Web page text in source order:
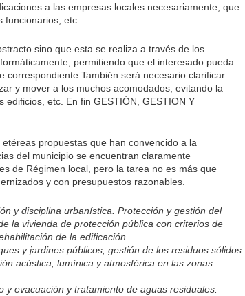
a las empresas locales necesariamente, que
etc.
sino que esta se realiza a través de los
permitiendo que el interesado pueda
correspondiente También será necesario clarificar
y mover a los muchos acomodados, evitando la
etc. En fin GESTIÓN, GESTION Y
propuestas que han convencido a la
del municipio se encuentran claramente
de Régimen local, pero la tarea no es más que
y con presupuestos razonables.
y disciplina urbanística. Protección y gestión del
la vivienda de protección pública con criterios de
de la edificación.
y jardines públicos, gestión de los residuos sólidos
acústica, lumínica y atmosférica en las zonas
evacuación y tratamiento de aguas residuales.